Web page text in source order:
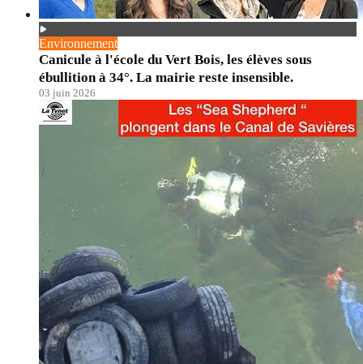
Environnement
Canicule à l'école du Vert Bois, les élèves sous
ébullition à 34°. La mairie reste insensible.
03 juin 2026